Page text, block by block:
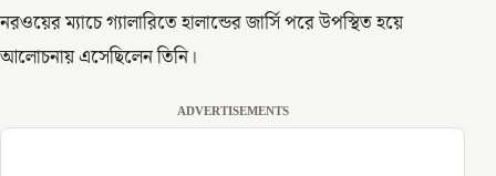
নরওয়ের ম্যাচে গ্যালারিতে হালান্ডের জার্সি পরে উপস্থিত হয়ে
আলোচনায় এসেছিলেন তিনি।
ADVERTISEMENTS